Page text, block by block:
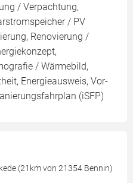
/ Verpachtung,
/ PV
Renovierung /
/ Wärmebild,
Energieausweis, Vor-
(iSFP)
(21km von 21354 Bennin)